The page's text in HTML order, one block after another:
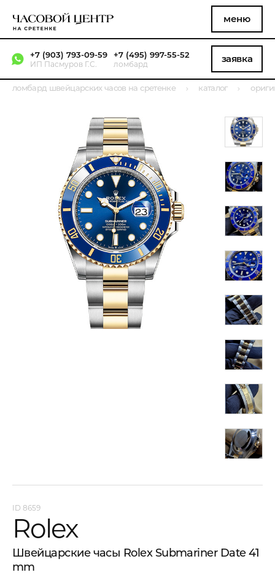
меню
+7 (903) 793-09-59
ИП Пасмуров Г.С.
+7 (495) 997-55-52
ломбард заявка
ломбард швейцарских часов на сретенке каталог
8659
Rolex
Швейцарские часы Rolex Submariner Date 41
mm